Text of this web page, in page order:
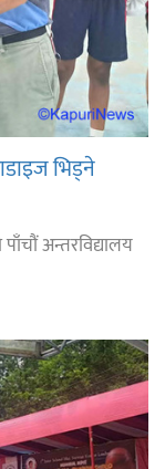
भिड्ने
अन्तरविद्यालय